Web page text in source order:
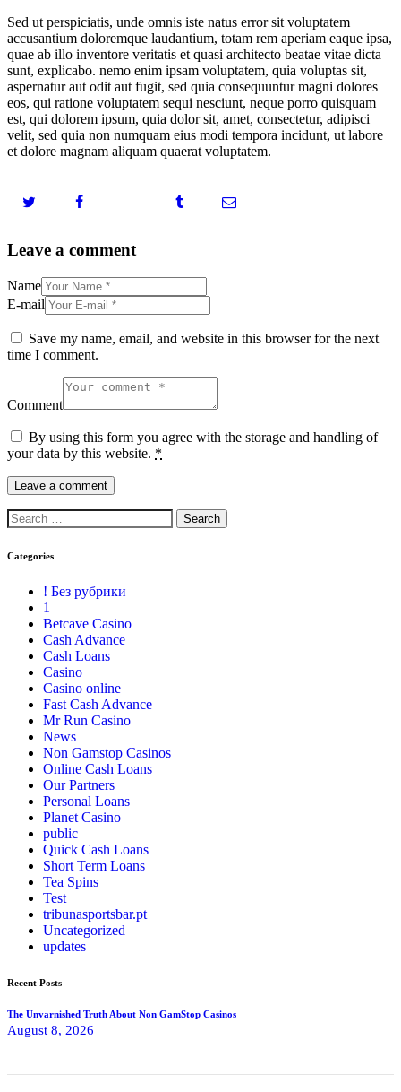
Sed ut perspiciatis, unde omnis iste natus error sit voluptatem
accusantium doloremque laudantium, totam rem aperiam eaque ipsa,
quae ab illo inventore veritatis et quasi architecto beatae vitae dicta
sunt, explicabo. nemo enim ipsam voluptatem, quia voluptas sit,
aspernatur aut odit aut fugit, sed quia consequuntur magni dolores
eos, qui ratione voluptatem sequi nesciunt, neque porro quisquam
est, qui dolorem ipsum, quia dolor sit, amet, consectetur, adipisci
velit, sed quia non numquam eius modi tempora incidunt, ut labore
et dolore magnam aliquam quaerat voluptatem.
Leave a comment
Name
E-mail
Save my name, email, and website in this browser for the next
time I comment.
Comment
By using this form you agree with the storage and handling of
your data by this website. *
Categories
! Без рубрики
1
Betcave Casino
Cash Advance
Cash Loans
Casino
Casino online
Fast Cash Advance
Mr Run Casino
News
Non Gamstop Casinos
Online Cash Loans
Our Partners
Personal Loans
Planet Casino
public
Quick Cash Loans
Short Term Loans
Tea Spins
Test
tribunasportsbar.pt
Uncategorized
updates
Recent Posts
The Unvarnished Truth About Non GamStop Casinos
August 8, 2026